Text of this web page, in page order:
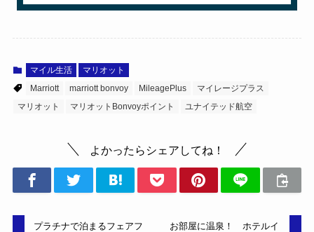
マイル生活
マリオット
Marriott
marriott bonvoy MileagePlus
マイレージプラス
マリオット
マリオットBonvoyポイント ユナイテッド航空
よかったらシェアしてね！
プラチナで泊まるフェアフ
お部屋に温泉！ ホテルイ